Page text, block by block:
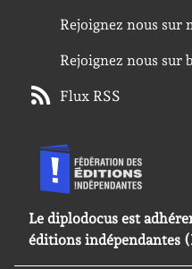
Rejoignez nous sur
Rejoignez nous sur
Flux RSS
Le diplodocus est
éditions indépendantes